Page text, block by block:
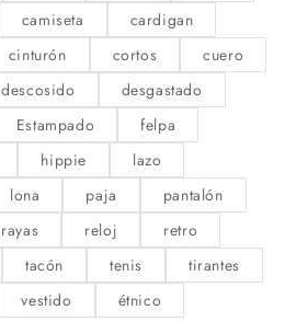
camiseta
cardigan
cinturón cortos
cuero
descosido
desgastado
Estampado
felpa
hippie
lazo
lona paja
pantalón
rayas reloj
retro
tacón tenis
tirantes
vestido
étnico